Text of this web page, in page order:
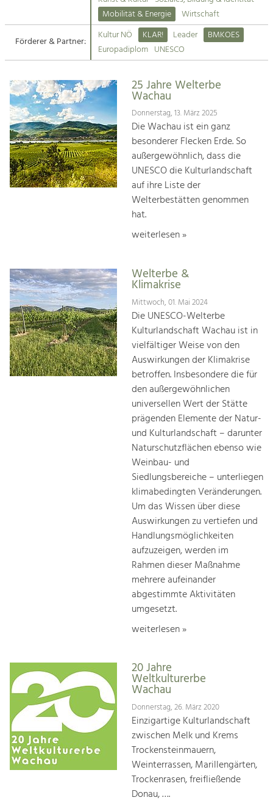
Suche
Impressum
Kontakt
Tourismus
Angebotsentwicklung und
Kunst & Kultur
Handwerk, Wissenschaft und Forschung.
Soziales, Bildung &
Identität
Gleichberechtigung, Jugend und
Integration
Mobilität & Energie
Klimawandel, öffentlicher Verkehr und
Mobilität & Energie
Wirtschaft
Förderer & Partner:
Kultur NÖ KLAR! Leader
BMKOES
Europadiplom UNESCO
25 Jahre Welterbe
Wachau
Donnerstag, 13. März 2025
Die Wachau ist ein ganz
besonderer Flecken Erde. So
außergewöhnlich, dass die
UNESCO die Kulturlandschaft
auf ihre Liste der
Welterbestätten genommen
hat.
weiterlesen »
Welterbe &
Klimakrise
Mittwoch, 01. Mai 2024
Die UNESCO-Welterbe
Kulturlandschaft Wachau ist in
vielfältiger Weise von den
Auswirkungen der Klimakrise
betroffen. Insbesondere die für
den außergewöhnlichen
universellen Wert der Stätte
prägenden Elemente der Natur-
und Kulturlandschaft – darunter
Naturschutzflächen ebenso wie
Weinbau- und
Siedlungsbereiche – unterliegen
klimabedingten Veränderungen.
Um das Wissen über diese
Auswirkungen zu vertiefen und
Handlungsmöglichkeiten
aufzuzeigen, werden im
Rahmen dieser Maßnahme
mehrere aufeinander
abgestimmte Aktivitäten
umgesetzt.
weiterlesen »
20 Jahre
Weltkulturerbe
Wachau
Donnerstag, 26. März 2020
Einzigartige Kulturlandschaft
zwischen Melk und Krems
Trockensteinmauern,
Weinterrassen, Marillengärten,
Trockenrasen, freifließende
Donau, ….